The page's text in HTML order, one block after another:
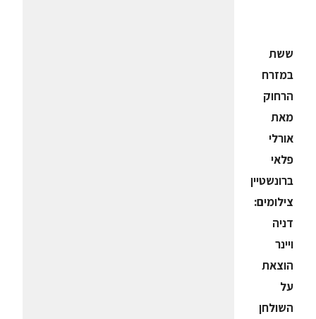
ששת
במזרח
הרחוק
מאת
אורלי
פלאי
ברונשטיין
צילומים:
דניה
ויינר
הוצאת
על
השולחן